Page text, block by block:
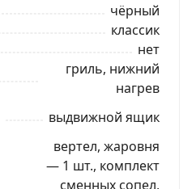
чёрный
классик
нет
гриль, нижний
нагрев
выдвижной ящик
вертел, жаровня
— 1 шт., комплект
сменных сопел,